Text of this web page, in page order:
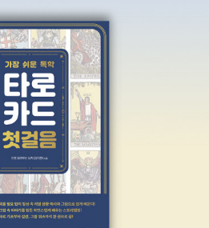
만 벌써 열 번이나 일어나 베개를 팡팡
의 마음속에는 오직 조지를 그 자리에
떠돌고 있을 것이다. 이러한 생각들
세포를 더욱 자극하게 된다. 직장에
는 닐의 두 눈은 점점 더 말똥말똥해
떨어지면서 분노와 공격성이 감소한
폭력 성향은 사회적 조건에 따라 증가
들은 안정적인 사회 위계 질서와 평온
을 감소시키는 두 가지 요소임을 발견